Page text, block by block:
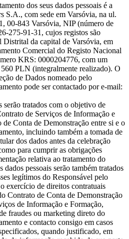
dos seus dados pessoais é a
com sede em Varsóvia, na ul.
00-843 Varsóvia, NIP (número de
275-91-31, cujos registos são
Distrital da capital de Varsóvia, em
Comercial do Registo Nacional
KRS: 0000204776, com um
PLN (integralmente realizado). O
de Dados nomeado pelo
pode ser contactado por e-mail:
serão tratados com o objetivo de
de Serviços de Informação e
Conta de Demonstração entre si e o
incluindo também a tomada de
dos dados antes da celebração
para cumprir as obrigações
relativa ao tratamento do
dados pessoais serão também tratados
legítimos do Responsável pelo
exercício de direitos contratuais
Contrato de Conta de Demonstração
de Informação e Formação,
fraudes ou marketing direto do
e contacto consigo em casos
quando justificado, em